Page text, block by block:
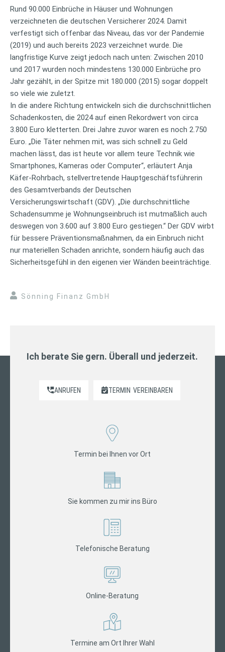
Rund 90.000 Einbrüche in Häuser und Wohnungen
verzeichneten die deutschen Versicherer 2024. Damit
verfestigt sich offenbar das Niveau, das vor der Pandemie
(2019) und auch bereits 2023 verzeichnet wurde. Die
langfristige Kurve zeigt jedoch nach unten: Zwischen 2010
und 2017 wurden noch mindestens 130.000 Einbrüche pro
Jahr gezählt, in der Spitze mit 180.000 (2015) sogar doppelt
so viele wie zuletzt.
In die andere Richtung entwickeln sich die durchschnittlichen
Schadenkosten, die 2024 auf einen Rekordwert von circa
3.800 Euro kletterten. Drei Jahre zuvor waren es noch 2.750
Euro. „Die Täter nehmen mit, was sich schnell zu Geld
machen lässt, das ist heute vor allem teure Technik wie
Smartphones, Kameras oder Computer“, erläutert Anja
Käfer-Rohrbach, stellvertretende Hauptgeschäftsführerin
des Gesamtverbands der Deutschen
Versicherungswirtschaft (GDV). „Die durchschnittliche
Schadensumme je Wohnungseinbruch ist mutmaßlich auch
deswegen von 3.600 auf 3.800 Euro gestiegen.“ Der GDV wirbt
für bessere Präventionsmaßnahmen, da ein Einbruch nicht
nur materiellen Schaden anrichte, sondern häufig auch das
Sicherheitsgefühl in den eigenen vier Wänden beeinträchtige.
Sönning Finanz GmbH
Ich berate Sie gern. Überall und jederzeit.
ANRUFEN TERMIN VEREINBAREN
Termin bei Ihnen vor Ort
Sie kommen zu mir ins Büro
Telefonische Beratung
Online-Beratung
Termine am Ort Ihrer Wahl